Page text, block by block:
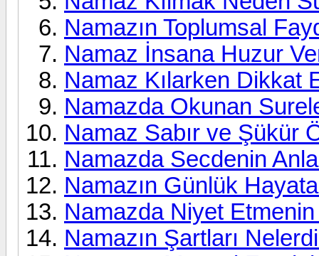
Namazın Toplumsal
Namaz İnsana Huzur
Namaz Kılarken Dikkat
Namazda Okunan
Namaz Sabır ve Şükür
Namazda Secdenin
Namazın Günlük
Namazda Niyet
Namazın Şartları